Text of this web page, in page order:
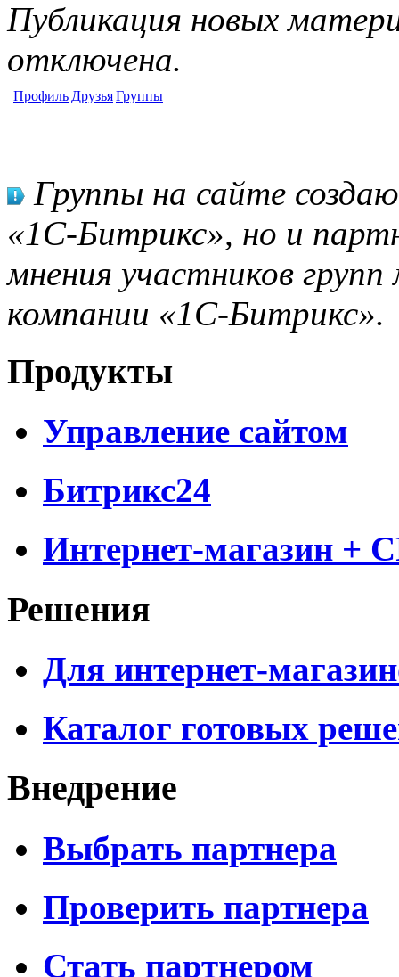
Публикация новых
отключена.
Профиль ДрузьяГруппы
Группы на сайте
«1С-Битрикс», но и
мнения участников
компании «1С-Битрикс».
Продукты
Управление сайтом
Битрикс24
Интернет-магазин +
Решения
Для интернет-
Каталог готовых
Внедрение
Выбрать партнера
Проверить партнера
Стать партнером